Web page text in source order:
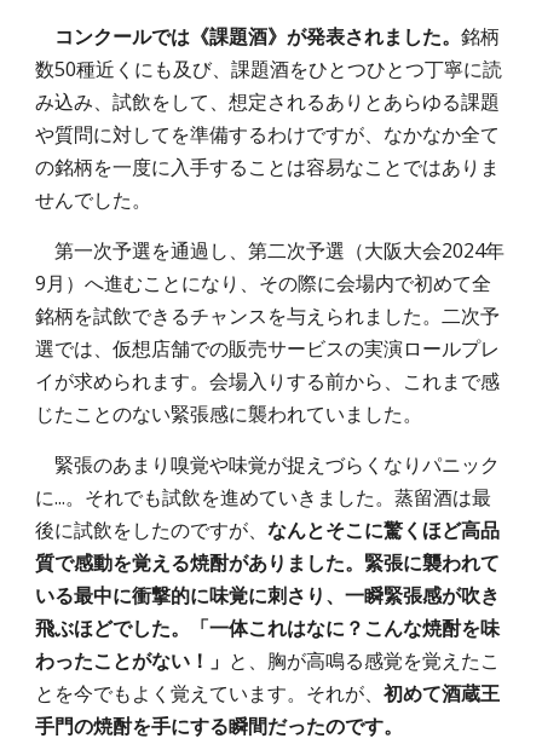
コンクールでは《課題酒》が発表されました。銘柄
数50種近くにも及び、課題酒をひとつひとつ丁寧に読
み込み、試飲をして、想定されるありとあらゆる課題
や質問に対してを準備するわけですが、なかなか全て
の銘柄を一度に入手することは容易なことではありま
せんでした。
第一次予選を通過し、第二次予選（大阪大会2024年
9月）へ進むことになり、その際に会場内で初めて全
銘柄を試飲できるチャンスを与えられました。二次予
選では、仮想店舗での販売サービスの実演ロールプレ
イが求められます。会場入りする前から、これまで感
じたことのない緊張感に襲われていました。
緊張のあまり嗅覚や味覚が捉えづらく なりパニック
に...。それでも試飲を進めていきました。蒸留酒は最
後に試飲をしたのですが、なんとそこに驚くほど高品
質で感動を覚える焼酎がありました。緊張に襲われて
いる最中に衝撃的に味覚に刺さり、一瞬緊張感が吹き
飛ぶほどでした。「一体これはなに？こんな焼酎を味
わったことがない！」 と、 胸が高鳴る感覚を覚えたこ
とを今でもよく覚えています。 それが、初めて酒蔵王
手門の焼酎を手にする瞬間だったのです。